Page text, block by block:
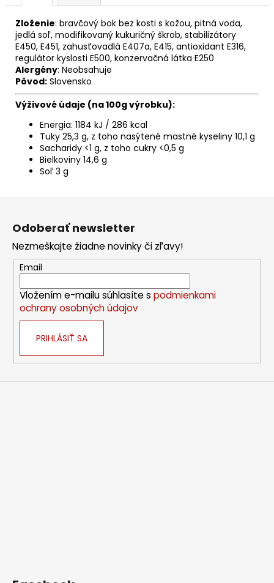
Zloženie: bravčový bok bez kosti s kožou, pitná voda,
jedlá soľ, modifikovaný kukuričný škrob, stabilizátory
E450, E451, zahusťovadlá E407a, E415, antioxidant E316,
regulátor kyslosti E500, konzervačná látka E250
Alergény: Neobsahuje
Pôvod: Slovensko
Výživové údaje (na 100g výrobku):
Energia: 1184 kJ / 286 kcal
Tuky 25,3 g, z toho nasýtené mastné kyseliny 10,1 g
Sacharidy <1 g, z toho cukry <0,5 g
Bielkoviny 14,6 g
Soľ 3 g
Z
Odoberať newsletter
Nezmeškajte žiadne novinky či zľavy!
Email
Vložením e-mailu súhlasíte s podmienkami
ochrany osobných údajov
PRIHLÁSIŤ SA